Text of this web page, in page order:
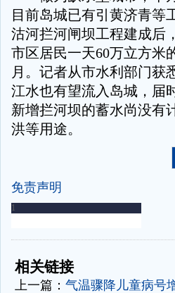
目前岛城已有引黄济青等
沽河拦河闸坝工程建成后
市区居民一天60万立方米
月。记者从市水利部门获
江水也有望流入岛城，届
新增拦河坝的蓄水尚没有
洪等用途。
免责声明
-
相关链接
上一篇： 气温骤降儿童病号